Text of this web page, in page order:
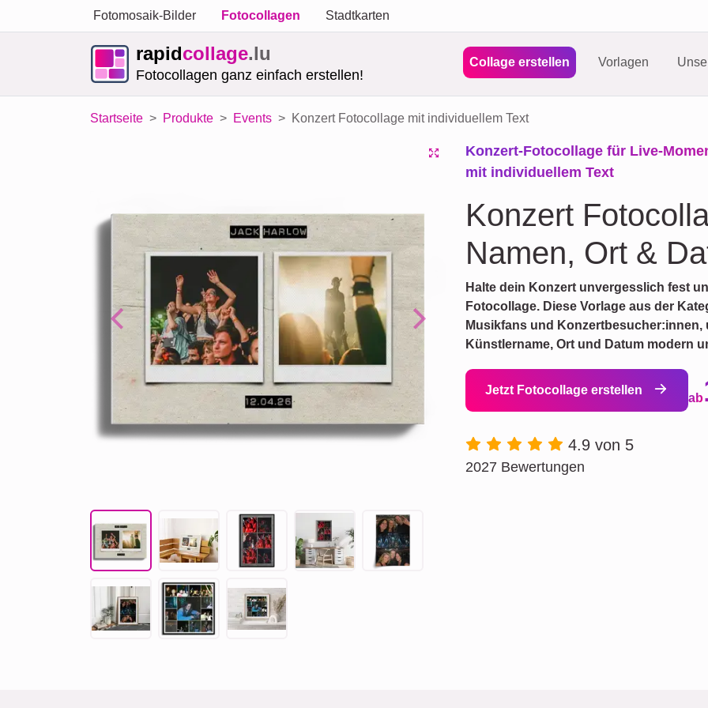
Fotomosaik-Bilder Fotocollagen Stadtkarten
rapidcollage.lu
Fotocollagen ganz einfach erstellen!
Collage erstellen Vorlagen
Startseite Produkte Events Konzert Fotocollage mit individuellem Text
Previous Next
Konzert-Fotocollage für Live-
mit individuellem Text
Konzert
Namen, Ort &
Halte dein Konzert unvergesslich fest
Fotocollage. Diese Vorlage aus der
Musikfans und
Künstlername, Ort und Datum modern
Jetzt Fotocollage erstellen
ab
4.9 von 5
2027 Bewertungen